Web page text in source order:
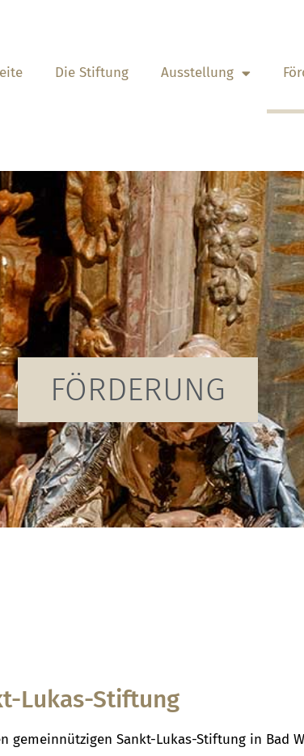
Die Stiftung Ausstellung
FÖRDERUNG
Lukas-Stiftung
Sankt-Lukas-Stiftung in Bad